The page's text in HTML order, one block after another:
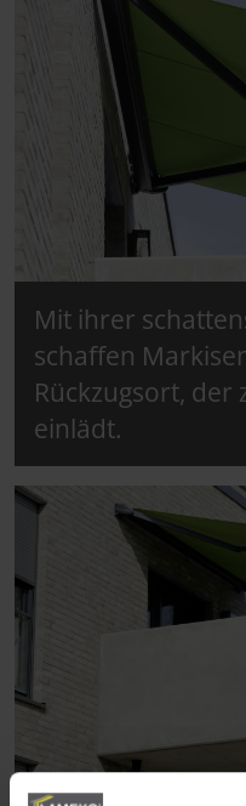
Mit ihrer
schaffen
Rückzugsort, der
einlädt.